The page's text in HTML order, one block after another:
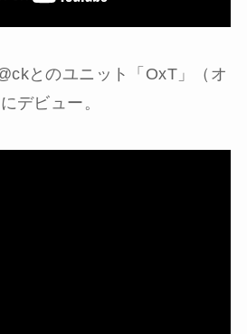
とのユニット「OxT」（オ
デビュー。